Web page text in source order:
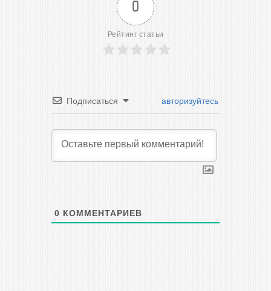
0
Рейтинг статьи
Подписаться авторизуйтесь
0 КОММЕНТАРИЕВ